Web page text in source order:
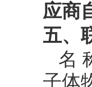
应商
五、
名
子体